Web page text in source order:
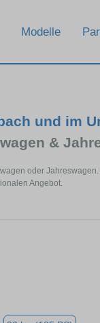
Modelle
und im
&
oder
Angebot.